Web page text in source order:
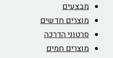
מבצעים
מוצרים חדשים
סרטוני הדרכה
מוצרים חמים